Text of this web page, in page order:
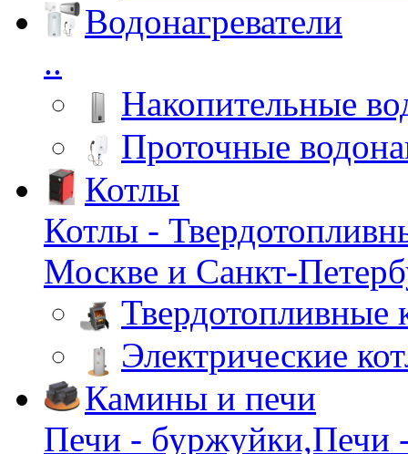
Водонагреватели
..
Накопительные
Проточные
Котлы
Котлы -
Москве и Санкт-
Твердотопливные
Электрические
Камины и печи
Печи - буржуйки,Печи